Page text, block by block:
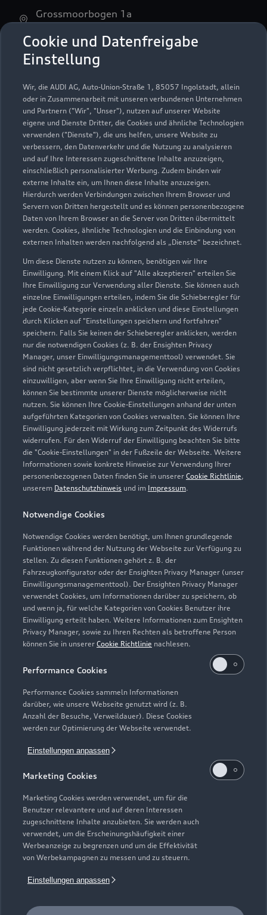
Cookie und Datenfreigabe
Einstellung
Wir, die AUDI AG, Auto-Union-Straße 1, 85057 Ingolstadt, allein
oder in Zusammenarbeit mit unseren verbundenen Unternehmen
und Partnern ("Wir", "Unser"), nutzen auf unserer Website
eigene und Dienste Dritter, die Cookies und ähnliche Technologien
verwenden ("Dienste"), die uns helfen, unsere Website zu
verbessern, den Datenverkehr und die Nutzung zu analysieren
und auf Ihre Interessen zugeschnittene Inhalte anzuzeigen,
einschließlich personalisierter Werbung. Zudem binden wir
externe Inhalte ein, um Ihnen diese Inhalte anzuzeigen.
Hierdurch werden Verbindungen zwischen Ihrem Browser und
Servern von Dritten hergestellt und es können personenbezogene
Daten von Ihrem Browser an die Server von Dritten übermittelt
werden. Cookies, ähnliche Technologien und die Einbindung von
externen Inhalten werden nachfolgend als „Dienste“ bezeichnet.
Um diese Dienste nutzen zu können, benötigen wir Ihre
Einwilligung. Mit einem Klick auf "Alle akzeptieren" erteilen Sie
Ihre Einwilligung zur Verwendung aller Dienste. Sie können auch
einzelne Einwilligungen erteilen, indem Sie die Schieberegler für
jede Cookie-Kategorie einzeln anklicken und diese Einstellungen
durch Klicken auf "Einstellungen speichern und fortfahren"
speichern. Falls Sie keinen der Schieberegler anklicken, werden
nur die notwendigen Cookies (z. B. der Ensighten Privacy
Manager, unser Einwilligungsmanagementtool) verwendet. Sie
sind nicht gesetzlich verpflichtet, in die Verwendung von Cookies
einzuwilligen, aber wenn Sie Ihre Einwilligung nicht erteilen,
können Sie bestimmte unserer Dienste möglicherweise nicht
nutzen. Sie können Ihre Cookie-Einstellungen anhand der unten
aufgeführten Kategorien von Cookies verwalten. Sie können Ihre
Einwilligung jederzeit mit Wirkung zum Zeitpunkt des Widerrufs
widerrufen. Für den Widerruf der Einwilligung beachten Sie bitte
die "Cookie-Einstellungen" in der Fußzeile der Webseite. Weitere
Informationen sowie konkrete Hinweise zur Verwendung Ihrer
personenbezogenen Daten finden Sie in unserer Cookie Richtlinie,
unserem Datenschutzhinweis und im Impressum.
Notwendige Cookies
Notwendige Cookies werden benötigt, um Ihnen grundlegende
Funktionen während der Nutzung der Webseite zur Verfügung zu
stellen. Zu diesen Funktionen gehört z. B. der
Fahrzeugkonfigurator oder der Ensighten Privacy Manager (unser
Einwilligungsmanagementtool). Der Ensighten Privacy Manager
verwendet Cookies, um Informationen darüber zu speichern, ob
und wenn ja, für welche Kategorien von Cookies Benutzer ihre
Einwilligung erteilt haben. Weitere Informationen zum Ensighten
Privacy Manager, sowie zu Ihren Rechten als betroffene Person
können Sie in unserer Cookie Richtlinie nachlesen.
Performance Cookies
Performance Cookies sammeln Informationen
darüber, wie unsere Webseite genutzt wird (z. B.
Anzahl der Besuche, Verweildauer). Diese Cookies
werden zur Optimierung der Webseite verwendet.
Einstellungen anpassen
Marketing Cookies
Marketing Cookies werden verwendet, um für die
Benutzer relevantere und auf deren Interessen
zugeschnittene Inhalte anzubieten. Sie werden auch
verwendet, um die Erscheinungshäufigkeit einer
Werbeanzeige zu begrenzen und um die Effektivität
von Werbekampagnen zu messen und zu steuern.
Einstellungen anpassen
Grossmoorbogen 1a
040 766070
info@volkswagen-hamburg.de
Kontaktdaten herunterladen
Öffnungszeiten
Service
Geöffnet bis19:00
Teile- & Zubehörverkauf
Geöffnet bis19:00
Zurück nach oben
Modelle
Alle Modelle
Modelle vergleichen
Elektromodelle
Plug-in-Hybride
Kaufen & leasen
Neuwagensuche
Gebrauchtwagensuche
Gebrauchtwagen
Finanzierung
Aktionen & Angebote
Geschäftskunden
Service & Zubehör
Saisonale Angebote
Audi digital services
myAudi
Support
Kundenservice
Händlersuche
Audi Code
Häufige Fragen (FAQ)
Audi Online Beratung
Online-Terminvereinbarung
Verträge kündigen
Unternehmen
Karriere
Investor Relations
Presse & Media Center
Datenschutz
Newsletter
© 2026 AUDI AG. Alle Rechte vorbehalten
Impressum
Datenschutzinformation
Cookie-Einstellungen
Digital Services Act
EU Data Act
Die direkten und indirekten Tochtergesellschaften der
gemeinsamen Kennzeichen „Volkswagen Financial Services“
verschiedene Leistungen. Es handelt sich hierbei um
Bankleistungen (durch Volkswagen Bank GmbH),
Leasingleistungen (durch Volkswagen Leasing GmbH),
Versicherungsleistungen (durch Volkswagen Versicherung AG,
Volkswagen Autoversicherung AG) sowie Mobilitätsleistungen
(u. a. durch Volkswagen Leasing GmbH). Zusätzlich werden
Versicherungsprodukte anderer Anbieter vermittelt.
Das Autohaus ist zertifiziert von der Audi Leasing,
Grundlage der Zertifizierung ist der Anteil der zertifizierten